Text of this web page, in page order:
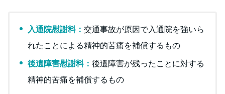
入通院慰謝料： 交通事故が原因で入通院を強いら
れたことによる精神的苦痛を補償するもの
後遺障害慰謝料： 後遺障害が残ったことに対する
精神的苦痛を補償するもの